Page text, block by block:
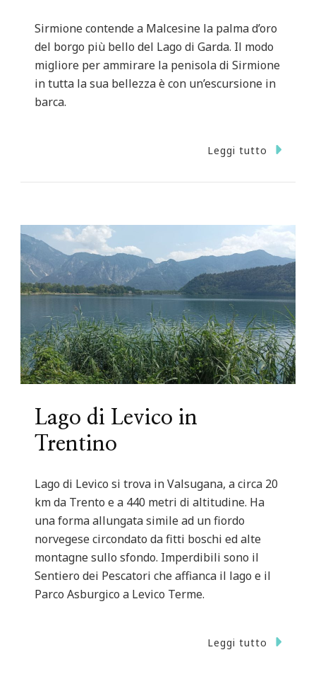
Sirmione contende a Malcesine la palma d’oro
del borgo più bello del Lago di Garda. Il modo
migliore per ammirare la penisola di Sirmione
in tutta la sua bellezza è con un’escursione in
barca.
Leggi tutto
Lago di Levico in
Trentino
Lago di Levico si trova in Valsugana, a circa 20
km da Trento e a 440 metri di altitudine. Ha
una forma allungata simile ad un fiordo
norvegese circondato da fitti boschi ed alte
montagne sullo sfondo. Imperdibili sono il
Sentiero dei Pescatori che affianca il lago e il
Parco Asburgico a Levico Terme.
Leggi tutto